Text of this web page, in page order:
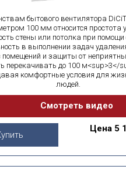
фильтр подобрать
бытового вентилятора
100 мм относится простота
стены или потолка при
в выполнении задач
помещений и защиты от
перекачивать до 100 м<sup>3</
комфортные условия для
людей.
Цена 5